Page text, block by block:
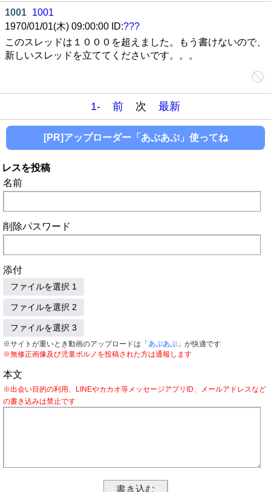
1001 1001
1970/01/01(木) 09:00:00 ID:???
このスレッドは１０００を超えました。もう書けないので、
新しいスレッドを立ててくださいです。。。
1- 前 次 最新
[PR]アップローダー「あぷあぷ」使ってね
レスを投稿
名前
削除パスワード
添付
ファイルを選択 1
ファイルを選択 2
ファイルを選択 3
※サイトが重いとき動画のアップロードは「 あぷあぷ 」が快適です
※無修正画像及び児童ポルノを投稿された方は通報します
本文
※出会い目的の利用、LINEやカカオ等メッセージアプリID、メールアドレスなど
の書き込みは禁止です